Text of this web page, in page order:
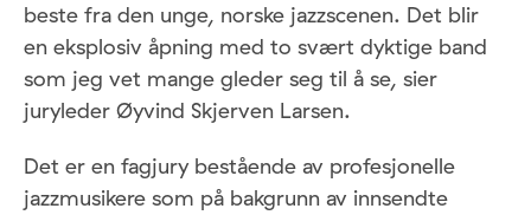
beste fra den unge, norske jazzscenen. Det blir
en eksplosiv åpning med to svært dyktige band
som jeg vet mange gleder seg til å se, sier
juryleder Øyvind Skjerven Larsen.
Det er en fagjury bestående av profesjonelle
jazzmusikere som på bakgrunn av innsendte